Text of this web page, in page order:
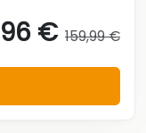
€ 159,99 €